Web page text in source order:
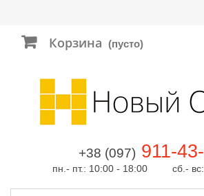
Корзина (пусто)
+38 (097) 911-
пн.- пт.: 10:00 - 18:00 сб.- вс: